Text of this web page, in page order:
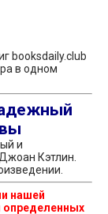
booksdaily.club
в одном
и
Кэтлин.
нашей
определенных